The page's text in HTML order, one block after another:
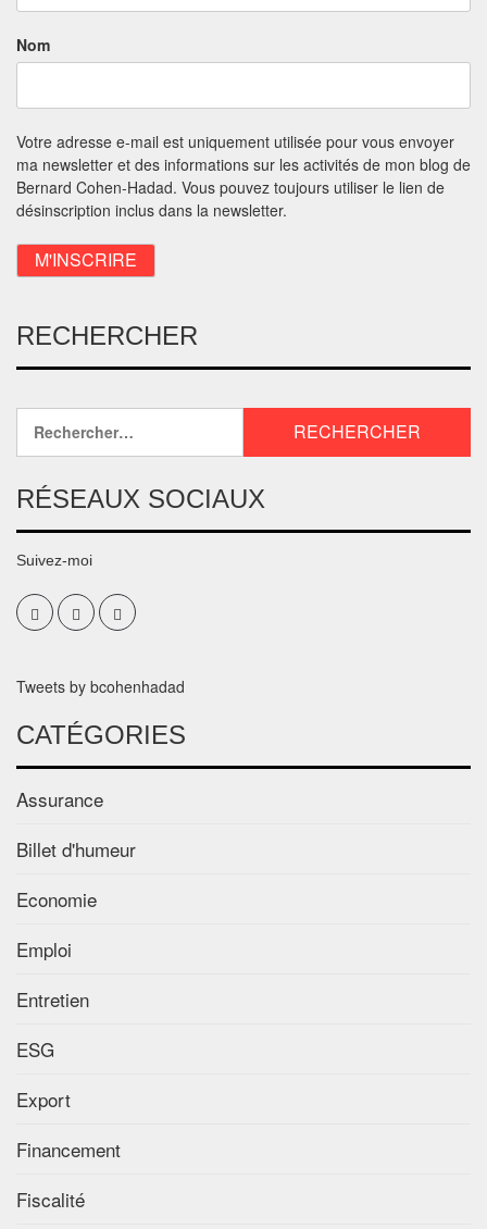
Nom
Votre adresse e-mail est uniquement utilisée pour vous envoyer
ma newsletter et des informations sur les activités de mon blog de
Bernard Cohen-Hadad. Vous pouvez toujours utiliser le lien de
désinscription inclus dans la newsletter.
RECHERCHER
RÉSEAUX SOCIAUX
Suivez-moi
Tweets by bcohenhadad
CATÉGORIES
Assurance
Billet d'humeur
Economie
Emploi
Entretien
ESG
Export
Financement
Fiscalité